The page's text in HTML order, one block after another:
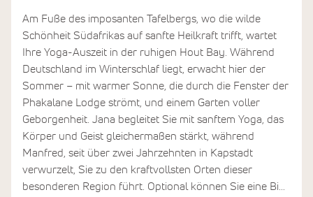
Am Fuße des imposanten Tafelbergs, wo die wilde
Schönheit Südafrikas auf sanfte Heilkraft trifft, wartet
Ihre Yoga-Auszeit in der ruhigen Hout Bay. Während
Deutschland im Winterschlaf liegt, erwacht hier der
Sommer – mit warmer Sonne, die durch die Fenster der
Phakalane Lodge strömt, und einem Garten voller
Geborgenheit. Jana begleitet Sie mit sanftem Yoga, das
Körper und Geist gleichermaßen stärkt, während
Manfred, seit über zwei Jahrzehnten in Kapstadt
verwurzelt, Sie zu den kraftvollsten Orten dieser
besonderen Region führt. Optional können Sie eine Big-